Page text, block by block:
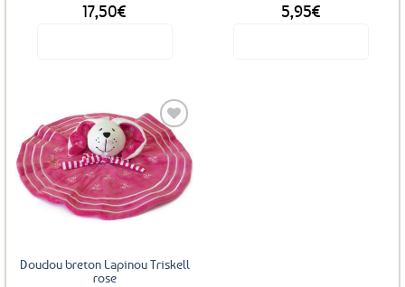
17,50€ 5,95€
Ajouter
aux
favoris
Doudou breton Lapinou Triskell
rose